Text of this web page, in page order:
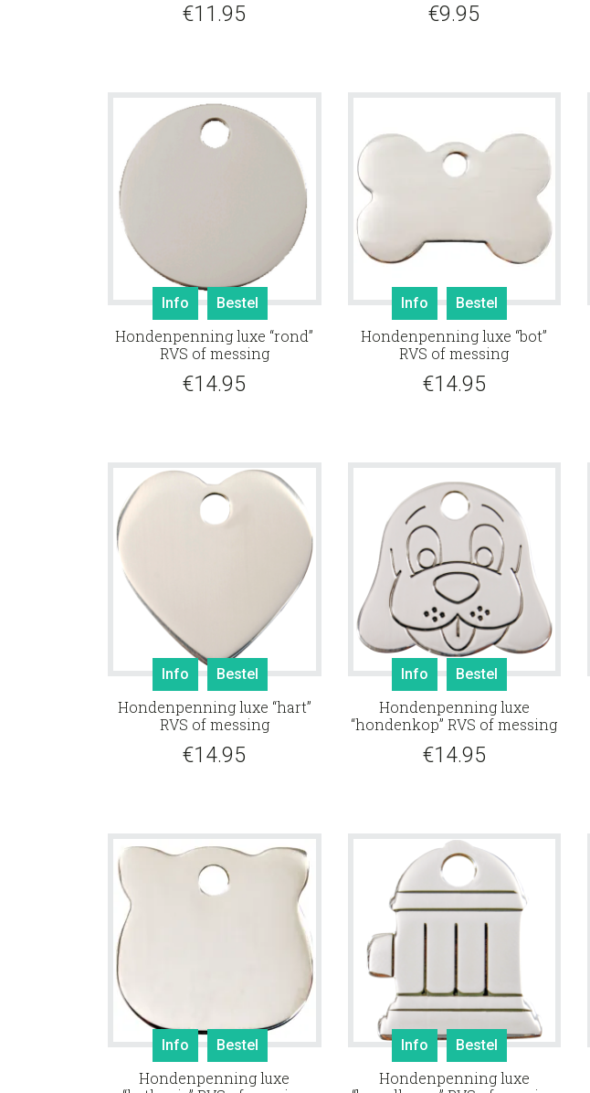
€11.95 €9.95
Info Bestel
Hondenpenning luxe “rond”
RVS of messing
€14.95
Info Bestel
Hondenpenning luxe “bot”
RVS of messing
€14.95
Info Bestel
Hondenpenning luxe “hart”
RVS of messing
€14.95
Info Bestel
Hondenpenning luxe
“hondenkop” RVS of messing
€14.95
Info Bestel
Hondenpenning luxe
Info Bestel
Hondenpenning luxe